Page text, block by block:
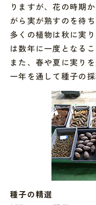
りますが、花の時期
がら実が熟すのを待ち
多くの植物は秋に実
は数年に一度となる
また、春や夏に実り
一年を通して種子の
種子の精選